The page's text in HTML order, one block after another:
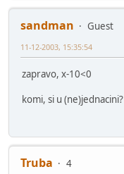
sandman
Guest
11-12-2003, 15:35:54
zapravo, x-10<0
komi, si u (ne)jednacini?
Truba
4